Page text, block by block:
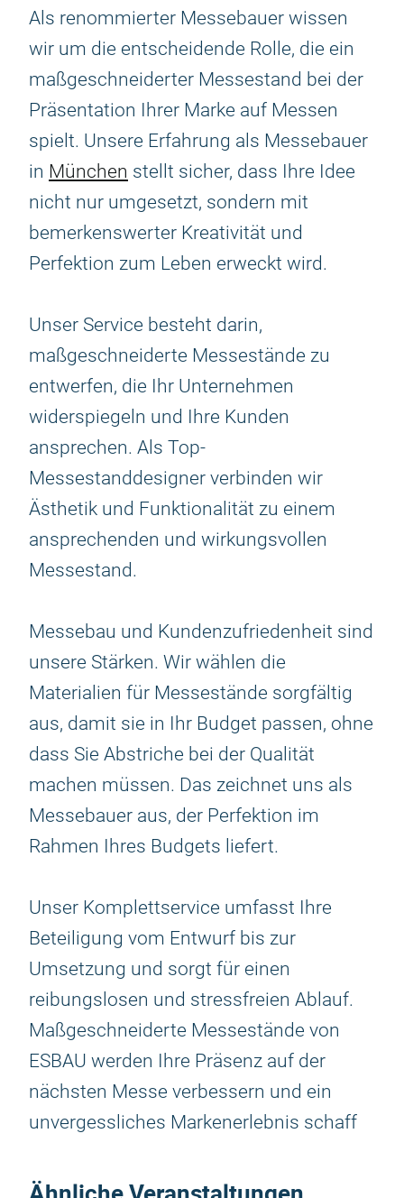
Als renommierter Messebauer wissen
wir um die entscheidende Rolle, die ein
maßgeschneiderter Messestand bei der
Präsentation Ihrer Marke auf Messen
spielt. Unsere Erfahrung als Messebauer
in München stellt sicher, dass Ihre Idee
nicht nur umgesetzt, sondern mit
bemerkenswerter Kreativität und
Perfektion zum Leben erweckt wird.
Unser Service besteht darin,
maßgeschneiderte Messestände zu
entwerfen, die Ihr Unternehmen
widerspiegeln und Ihre Kunden
ansprechen. Als Top-
Messestanddesigner verbinden wir
Ästhetik und Funktionalität zu einem
ansprechenden und wirkungsvollen
Messestand.
Messebau und Kundenzufriedenheit sind
unsere Stärken. Wir wählen die
Materialien für Messestände sorgfältig
aus, damit sie in Ihr Budget passen, ohne
dass Sie Abstriche bei der Qualität
machen müssen. Das zeichnet uns als
Messebauer aus, der Perfektion im
Rahmen Ihres Budgets liefert.
Unser Komplettservice umfasst Ihre
Beteiligung vom Entwurf bis zur
Umsetzung und sorgt für einen
reibungslosen und stressfreien Ablauf.
Maßgeschneiderte Messestände von
ESBAU werden Ihre Präsenz auf der
nächsten Messe verbessern und ein
unvergessliches Markenerlebnis schaff